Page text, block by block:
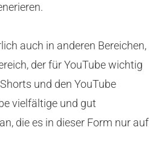
auch in anderen Bereichen,
der für YouTube wichtig
und den YouTube
vielfältige und gut
die es in dieser Form nur auf